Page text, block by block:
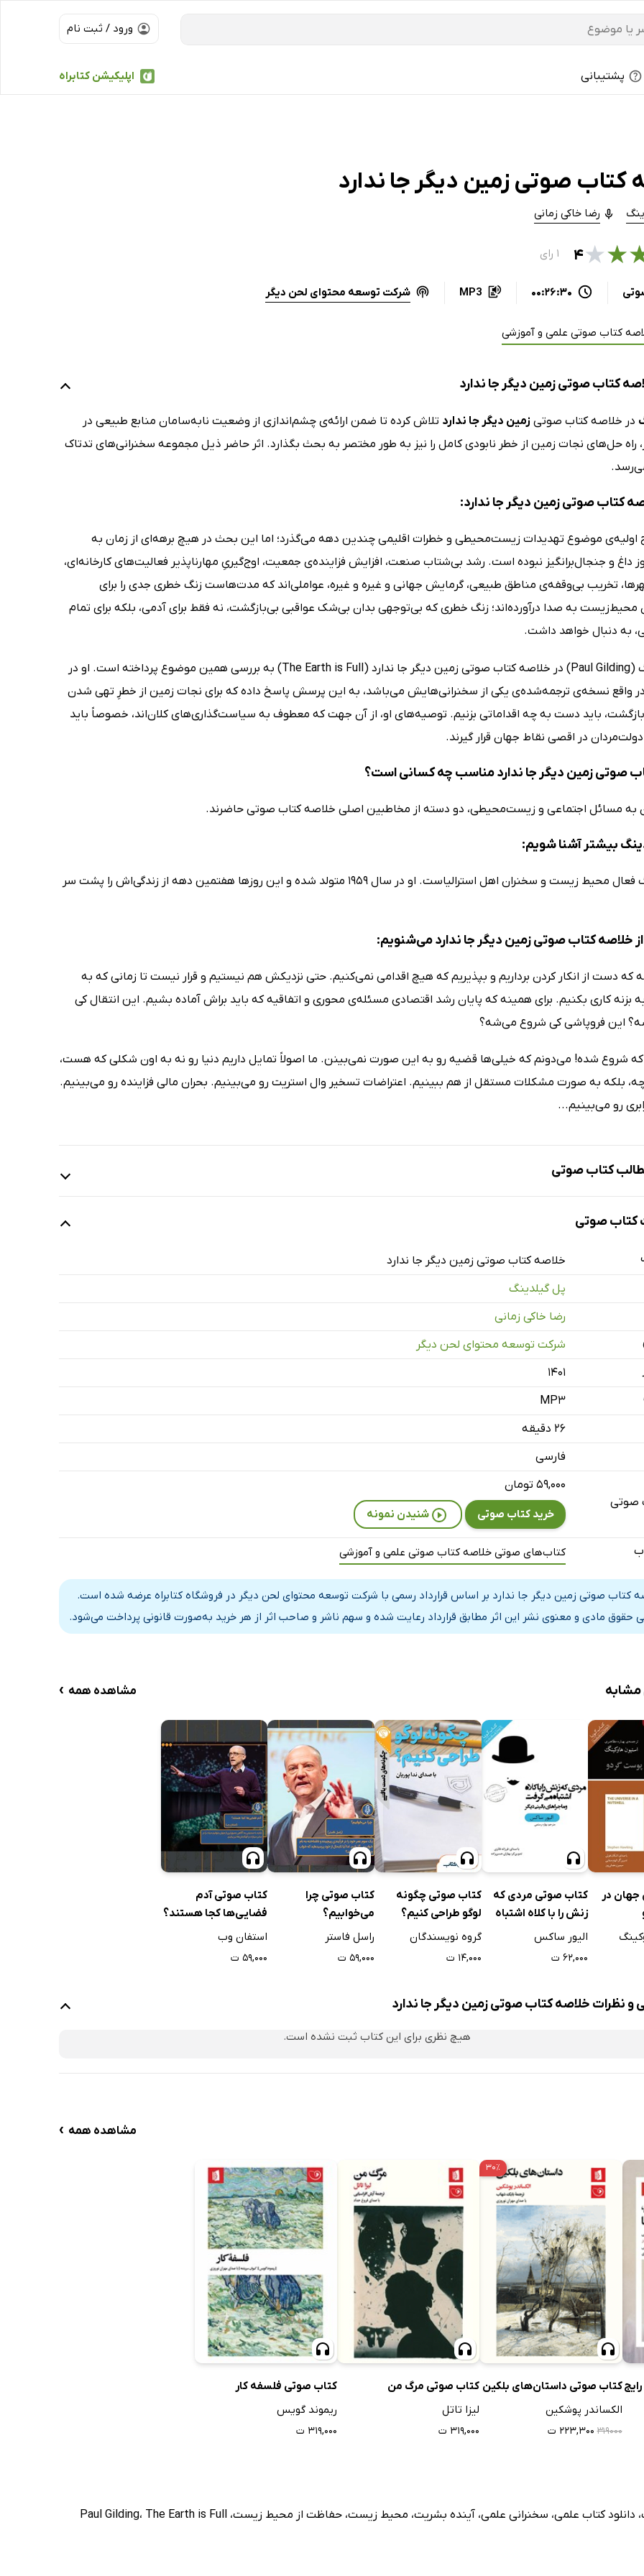
ورود / ثبت نام
اپلیکیشن کتابراه پشتیبانی
کتاب صوتی زمین دیگر جا ندارد
رضا خاکی زمانی
★
★۴ ۱ رای
00:26:30
MP3 شرکت توسعه محتوای لحن دیگر
کتاب صوتی علمی و آموزشی
کتاب صوتی زمین دیگر جا ندارد
در خلاصه کتاب صوتی زمین دیگر جا ندارد تلاش کرده تا ضمن ارائه‌ی چشم‌اندازی از وضعیت نابه‌سامان منابع طبیعی در
راه‌ حل‌های نجات زمین از خطر نابودی کامل را نیز به طور مختصر به بحث بگذارد. اثر حاضر ذیل مجموعه سخنرانی‌های تدتاک
کتاب صوتی زمین دیگر جا ندارد:
اولیه‌ی موضوع تهدیدات زیست‌محیطی و خطرات اقلیمی چندین دهه می‌گذرد؛ اما این بحث در هیچ برهه‌ای از زمان به
داغ و جنجال‌برانگیز نبوده است. رشد بی‌شتاب صنعت، افزایش فزاینده‌ی جمعیت، اوج‌گیریِ مهارناپذیر فعالیت‌های کارخانه‌ای،
تخریب بی‌وقفه‌ی مناطق طبیعی، گرمایش جهانی و غیره و غیره، عواملی‌اند که مدت‌هاست زنگ خطری جدی را برای
محیط‌زیست به صدا درآورده‌اند؛ زنگ خطری که بی‌توجهی بدان بی‌شک عواقبی بی‌بازگشت، نه فقط برای آدمی، بلکه برای تمام
به دنبال خواهد داشت.
پل گیلدینگ (Paul Gilding) در خلاصه کتاب صوتی زمین دیگر جا ندارد (The Earth is Full) به بررسی همین موضوع پرداخته است. او در
در واقع نسخه‌ی ترجمه‌شده‌ی یکی از سخنرانی‌هایش می‌باشد، به این پرسش پاسخ داده که برای نجات زمین از خطرِ تهی شدن
باید دست به چه اقداماتی بزنیم. توصیه‌های او، از آن جهت که معطوف به سیاست‌گذاری‌های کلان‌اند، خصوصاً باید
در اقصی نقاط جهان قرار گیرند.
صوتی زمین دیگر جا ندارد مناسب چه کسانی است؟
به مسائل اجتماعی و زیست‌محیطی، دو دسته از مخاطبین اصلی خلاصه کتاب صوتی حاضرند.
بیشتر آشنا شویم:
پل گیلدینگ فعال محیط زیست و سخنران اهل استرالیاست. او در سال 1959 متولد شده و این روزها هفتمین دهه از زندگی‌اش را پشت سر
خلاصه کتاب صوتی زمین دیگر جا ندارد می‌شنویم:
که دست از انکار کردن برداریم و بپذیریم که هیچ اقدامی نمی‌کنیم. حتی نزدیکش هم نیستیم و قرار نیست تا زمانی که به
بزنه کاری بکنیم. برای همینه که پایان رشد اقتصادی مسئله‌ی محوری و اتفاقیه که باید براش آماده بشیم. این انتقال کی
این فروپاشی کی شروع می‌شه؟
شروع شده! می‌دونم که خیلی‌ها قضیه رو به این صورت نمی‌بینن. ما اصولاً تمایل داریم دنیا رو نه به اون شکلی که هست،
بلکه به صورت مشکلات مستقل از هم ببینیم. اعتراضات تسخیر وال استریت رو می‌بینیم. بحران مالی فزاینده رو می‌بینیم.
رو می‌بینیم...
کتاب صوتی
صوتی
خلاصه کتاب صوتی زمین دیگر جا ندارد
پل گیلدینگ
رضا خاکی زمانی
شرکت توسعه محتوای لحن دیگر
۱۴۰۱
MP3
۲۶ دقیقه
فارسی
صوتی
۵۹,۰۰۰ تومان
خرید کتاب صوتی شنیدن نمونه
کتاب‌های صوتی خلاصه کتاب صوتی علمی و آموزشی
کتاب صوتی زمین دیگر جا ندارد بر اساس قرارداد رسمی با شرکت توسعه محتوای لحن دیگر در فروشگاه کتابراه عرضه شده است.
حقوق مادی و معنوی نشر این اثر مطابق قرارداد رعایت شده و سهم ناشر و صاحب اثر از هر خرید به‌صورت قانونی پرداخت می‌شود.
مشاهده همه ›
در
کتاب صوتی مردی که
زنش را با کلاه اشتباه
می‌گرفت و ماجراهای
الیور ساکس
۶۲,۰۰۰ ت
کتاب صوتی چگونه
لوگو طراحی کنیم؟
گروه نویسندگان
۱۴,۰۰۰ ت
کتاب صوتی چرا
می‌خوابیم؟
راسل فاستر
۵۹,۰۰۰ ت
کتاب صوتی آدم
فضایی‌ها کجا هستند؟
استفان وب
۵۹,۰۰۰ ت
و نظرات خلاصه کتاب صوتی زمین دیگر جا ندارد
هیچ نظری برای این کتاب ثبت نشده است.
مشاهده همه ›
۳۰٪
کتاب صوتی داستان‌های بلکین
الکساندر پوشکین
۳۱۹۰۰۰ ۲۲۳,۳۰۰ ت
کتاب صوتی مرگ من
لیزا تاتل
۳۱۹,۰۰۰ ت
کتاب صوتی فلسفه کار
ریموند گویس
۳۱۹,۰۰۰ ت
، دانلود کتاب علمی، سخنرانی علمی، آینده بشریت، محیط زیست، حفاظت از محیط زیست، Paul Gilding، The Earth is Full